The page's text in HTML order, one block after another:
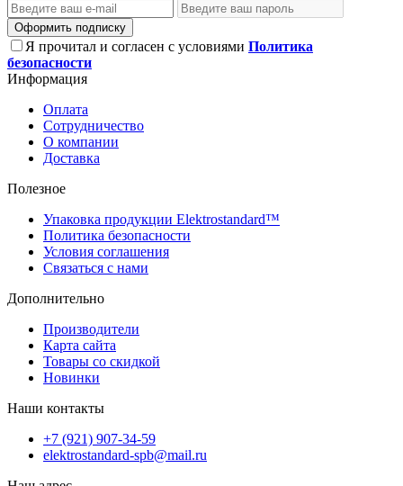
Оформить подписку
Я прочитал и согласен с условиями Политика
безопасности
Информация
Оплата
Сотрудничество
О компании
Доставка
Полезное
Упаковка продукции Elektrostandard™
Политика безопасности
Условия соглашения
Связаться с нами
Дополнительно
Производители
Карта сайта
Товары со скидкой
Новинки
Наши контакты
+7 (921) 907-34-59
elektrostandard-spb@mail.ru